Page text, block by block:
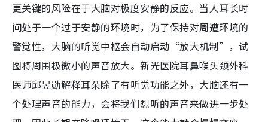
更关键的风险在于大脑对极度安静的反应。当人耳长时
间处于一个过于安静的环境时，为了保持对周遭环境的
警觉性，大脑的听觉中枢会自动启动“放大机制”，试
图将周围极微小的声音放大。新光医院耳鼻喉头颈外科
医师邱昱勋解释耳朵除了有听觉功能之外，大脑还有一
个处理声音的能力，会将我们想听的声音来做进一步处